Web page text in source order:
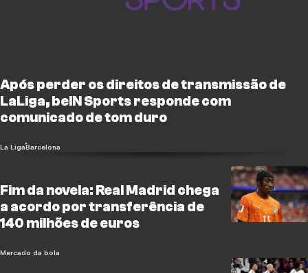
Após perder os direitos de transmissão de
LaLiga, beIN Sports responde com
comunicado de tom duro
La LigaBarcelona
Fim da novela: Real Madrid chega
a acordo por transferência de
140 milhões de euros
Mercado da bola